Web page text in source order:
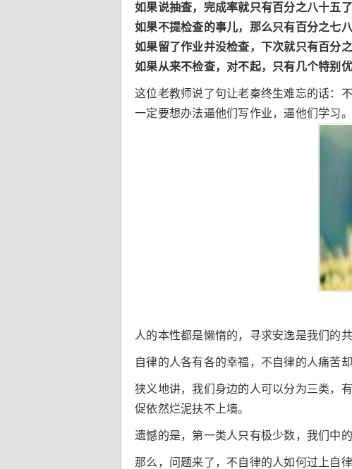
如果说抽查，完成率就只有百分之八十五了
如果不提检查的事儿，那么只有百分之七
如果留了作业并没检查，下次就只有百分
如果从来不检查，对不起，只有几个特别
这位老教师说了句让老秦终生难忘的话：
一定要想办法逼他们写作业，逼他们学习。
人的本性都是懒惰的，寻求安逸是我们的
自律的人各有各的幸福，不自律的人痛苦
狭义地讲，我们身边的人可以分为三类，
促依然烂泥扶不上墙。
遗憾的是，第一类人只有极少数，我们中
那么，问题来了，不自律的人如何过上自律